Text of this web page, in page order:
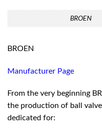
BROEN
BROEN
Manufacturer Page
From the very beginning
the production of ball
dedicated for: